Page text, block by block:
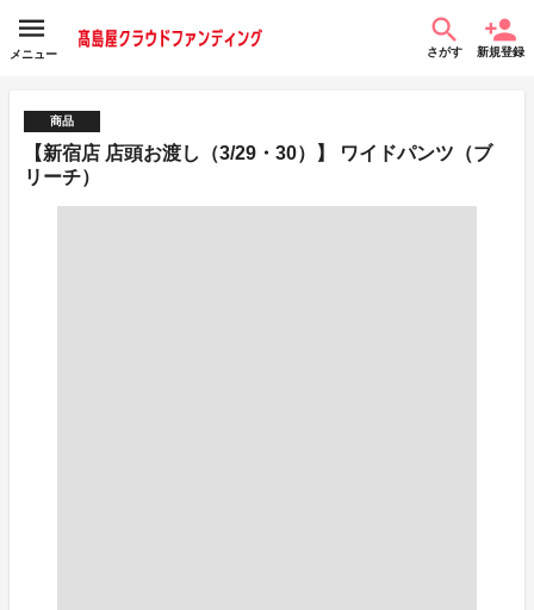
メニュー さがす 新規登録
商品
【新宿店 店頭お渡し（3/29・30）】 ワイドパンツ（ブ
リーチ）